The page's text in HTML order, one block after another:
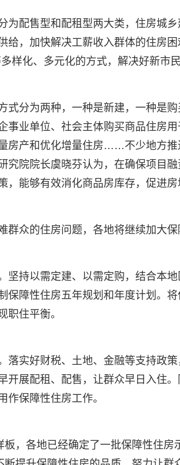
为配售型和配租型两大类，住房城
给，加快解决工薪收入群体的住房
样化、多元化的方式，解决好新市
式分为两种，一种是新建，一种是
事业单位、社会主体购买商品住房
房产和优化增量住房……不少地方
究院院长虞晓芬认为，在确保项目
，能够有效消化商品房库存，促进房
群众的住房问题，各地将继续加大保
坚持以需定建、以需定购，结合本
保障性住房五年规划和年度计划。
职住平衡。
落实好财税、土地、金融等支持政
开展配租、配售，让群众早日入住
作保障性住房工作。
板，各地已经确定了一批保障性住